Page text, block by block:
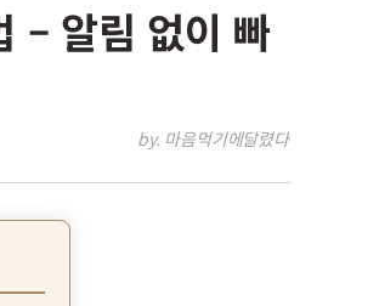
– 알림 없이 빠
by. 마음먹기에달렸다